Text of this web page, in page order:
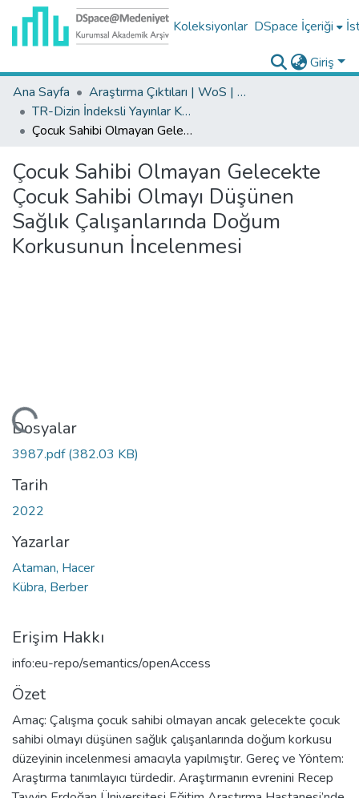
Koleksiyonlar DSpace İçeriği
Giriş
Ana Sayfa
Araştırma Çıktıları | WoS | Scopus | TR-Dizin | PubMed
TR-Dizin İndeksli Yayınlar Koleksiyonu
Çocuk Sahibi Olmayan Gelecekte Çocuk Sahibi Olmayı Düşünen Sağlık Çalışanlarında Doğum Korkusunun İncelenmesi
Çocuk Sahibi Olmayan Gelecekte
Çocuk Sahibi Olmayı Düşünen
Sağlık Çalışanlarında Doğum
Korkusunun İncelenmesi
Dosyalar
3987.pdf(382.03 KB)
Tarih
2022
Yazarlar
Ataman, Hacer
Kübra, Berber
Erişim Hakkı
info:eu-repo/semantics/openAccess
Özet
Amaç: Çalışma çocuk sahibi olmayan ancak gelecekte çocuk
sahibi olmayı düşünen sağlık çalışanlarında doğum korkusu
düzeyinin incelenmesi amacıyla yapılmıştır. Gereç ve Yöntem:
Araştırma tanımlayıcı türdedir. Araştırmanın evrenini Recep